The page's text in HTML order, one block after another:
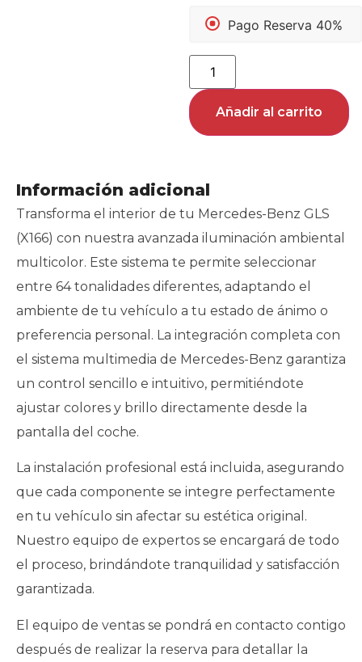
Pago Reserva 40%
Añadir al carrito
Información adicional
Transforma el interior de tu Mercedes-Benz GLS
(X166) con nuestra avanzada iluminación ambiental
multicolor. Este sistema te permite seleccionar
entre 64 tonalidades diferentes, adaptando el
ambiente de tu vehículo a tu estado de ánimo o
preferencia personal. La integración completa con
el sistema multimedia de Mercedes-Benz garantiza
un control sencillo e intuitivo, permitiéndote
ajustar colores y brillo directamente desde la
pantalla del coche.
La instalación profesional está incluida, asegurando
que cada componente se integre perfectamente
en tu vehículo sin afectar su estética original.
Nuestro equipo de expertos se encargará de todo
el proceso, brindándote tranquilidad y satisfacción
garantizada.
El equipo de ventas se pondrá en contacto contigo
después de realizar la reserva para detallar la